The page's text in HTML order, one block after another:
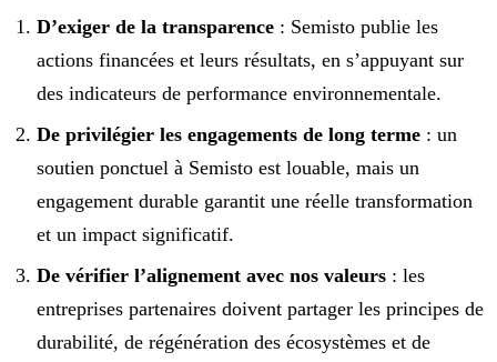
D’exiger de la transparence : Semisto publie les
actions financées et leurs résultats, en s’appuyant sur
des indicateurs de performance environnementale.
De privilégier les engagements de long terme : un
soutien ponctuel à Semisto est louable, mais un
engagement durable garantit une réelle transformation
et un impact significatif.
De vérifier l’alignement avec nos valeurs : les
entreprises partenaires doivent partager les principes de
durabilité, de régénération des écosystèmes et de